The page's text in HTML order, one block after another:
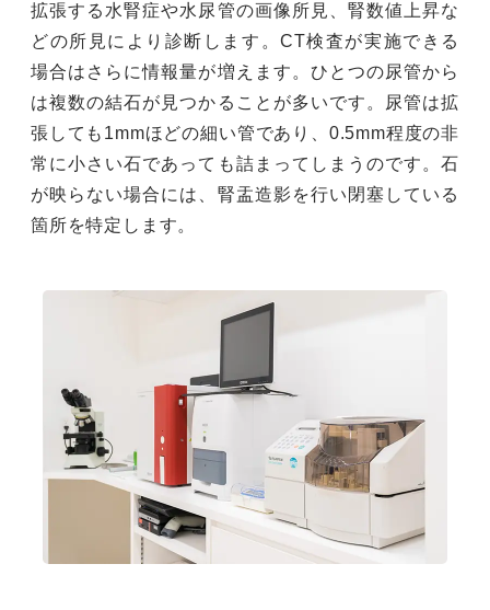
拡張する水腎症や水尿管の画像所見、腎数値上昇な
どの所見により診断します。CT検査が実施できる
場合はさらに情報量が増えます。ひとつの尿管から
は複数の結石が見つかることが多いです。尿管は拡
張しても1mmほどの細い管であり、0.5mm程度の非
常に小さい石であっても詰まってしまうのです。石
が映らない場合には、腎盂造影を行い閉塞している
箇所を特定します。